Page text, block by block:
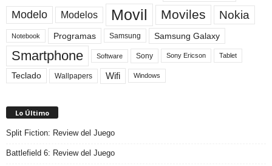
Modelo Modelos Movil Moviles Nokia
Notebook Programas Samsung Samsung Galaxy
Smartphone Software Sony Sony Ericson Tablet
Teclado Wallpapers Wifi Windows
Lo Último
Split Fiction: Review del Juego
Battlefield 6: Review del Juego